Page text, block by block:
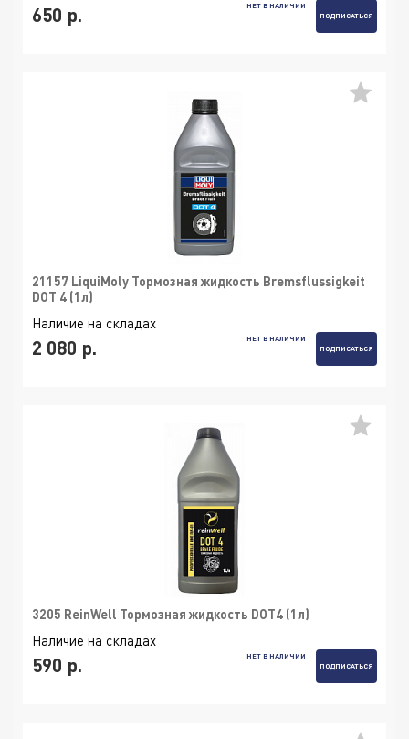
650 р.
НЕТ В НАЛИЧИИ
ПОДПИСАТЬСЯ
21157 LiquiMoly Тормозная жидкость Bremsflussigkeit
DOT 4 (1л)
Наличие на складах
2 080 р.
НЕТ В НАЛИЧИИ
ПОДПИСАТЬСЯ
3205 ReinWell Тормозная жидкость DOT4 (1л)
Наличие на складах
590 р.
НЕТ В НАЛИЧИИ
ПОДПИСАТЬСЯ